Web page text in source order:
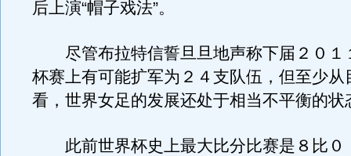
后上演“帽子戏法”。
尽管布拉特信誓旦旦地声称下届２０１
杯赛上有可能扩军为２４支队伍，但至少从
看，世界女足的发展还处于相当不平衡的状
此前世界杯史上最大比分比赛是８比０